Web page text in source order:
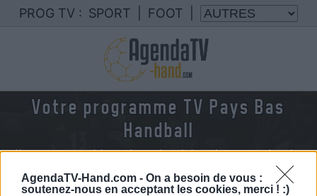
AgendaTV-Hand.com - On a besoin de vous :
soutenez-nous en acceptant les cookies, merci ! :)
PROG TV : SPORT FOOT
Votre programme TV Pays Bas
Handball
Nous rassemblons le calendrier des matchs de
Pays Bas handball diffusés à la TV en France